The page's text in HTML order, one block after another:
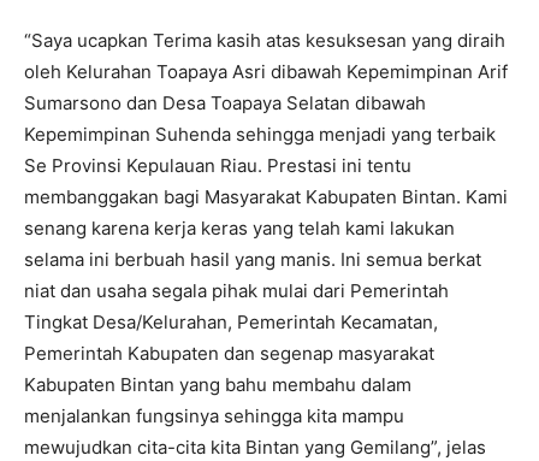
“Saya ucapkan Terima kasih atas kesuksesan yang diraih
oleh Kelurahan Toapaya Asri dibawah Kepemimpinan Arif
Sumarsono dan Desa Toapaya Selatan dibawah
Kepemimpinan Suhenda sehingga menjadi yang terbaik
Se Provinsi Kepulauan Riau. Prestasi ini tentu
membanggakan bagi Masyarakat Kabupaten Bintan. Kami
senang karena kerja keras yang telah kami lakukan
selama ini berbuah hasil yang manis. Ini semua berkat
niat dan usaha segala pihak mulai dari Pemerintah
Tingkat Desa/Kelurahan, Pemerintah Kecamatan,
Pemerintah Kabupaten dan segenap masyarakat
Kabupaten Bintan yang bahu membahu dalam
menjalankan fungsinya sehingga kita mampu
mewujudkan cita-cita kita Bintan yang Gemilang”, jelas